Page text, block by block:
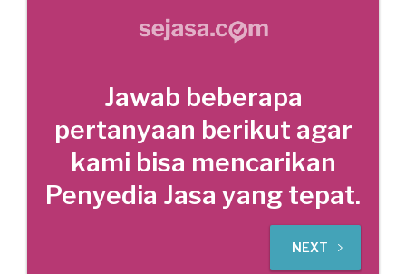
Jawab beberapa
pertanyaan berikut agar
kami bisa mencarikan
Penyedia Jasa yang tepat.
NEXT